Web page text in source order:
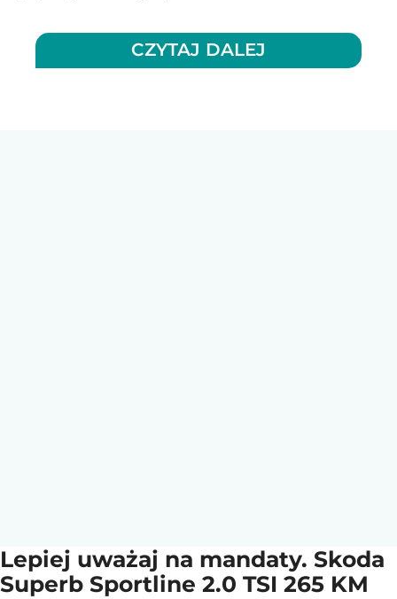
CZYTAJ DALEJ
Lepiej uważaj na mandaty. Skoda
Superb Sportline 2.0 TSI 265 KM